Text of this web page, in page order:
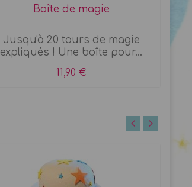
Boîte de magie
Jusqu'à 20 tours de magie
expliqués ! Une boîte pour...
11,90 €